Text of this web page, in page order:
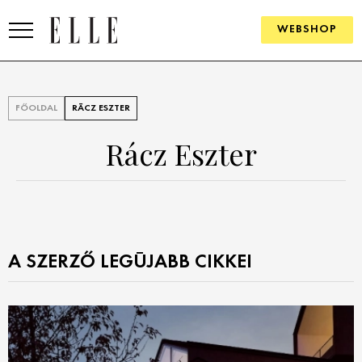
WEBSHOP
ELLE DIGITAL
GOURMET AWARDS
ÉLETMÓD
PÁRKAPCSOLAT
FŐOLDAL RÁCZ ESZTER
Rácz Eszter
A SZERZŐ LEGÚJABB CIKKEI